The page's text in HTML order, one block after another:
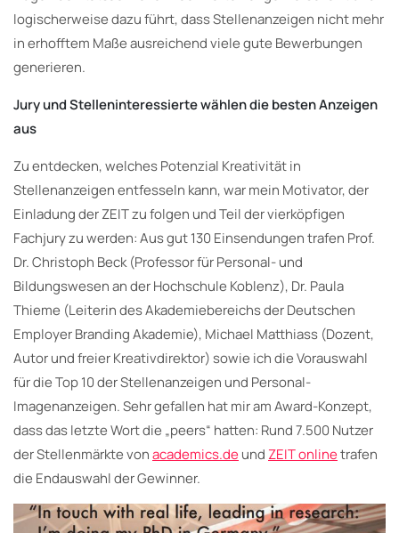
logischerweise dazu führt, dass Stellenanzeigen nicht mehr
in erhofftem Maße ausreichend viele gute Bewerbungen
generieren.
Jury und Stelleninteressierte wählen die besten Anzeigen
aus
Zu entdecken, welches Potenzial Kreativität in
Stellenanzeigen entfesseln kann, war mein Motivator, der
Einladung der ZEIT zu folgen und Teil der vierköpfigen
Fachjury zu werden: Aus gut 130 Einsendungen trafen Prof.
Dr. Christoph Beck (Professor für Personal- und
Bildungswesen an der Hochschule Koblenz), Dr. Paula
Thieme (Leiterin des Akademiebereichs der Deutschen
Employer Branding Akademie), Michael Matthiass (Dozent,
Autor und freier Kreativdirektor) sowie ich die Vorauswahl
für die Top 10 der Stellenanzeigen und Personal-
Imagenanzeigen. Sehr gefallen hat mir am Award-Konzept,
dass das letzte Wort die „peers“ hatten: Rund 7.500 Nutzer
der Stellenmärkte vonacademics.deundZEIT onlinetrafen
die Endauswahl der Gewinner.